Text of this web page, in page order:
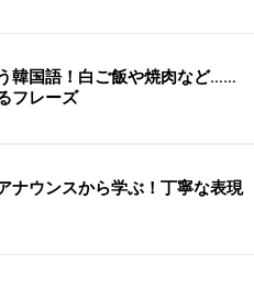
韓国語！白ご飯や焼肉など……
フレーズ
ナウンスから学ぶ！丁寧な表現